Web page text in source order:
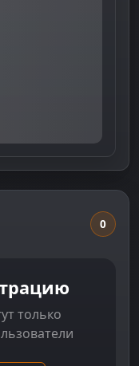
0
только